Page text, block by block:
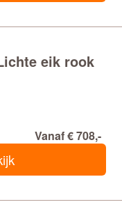
eik rook
Vanaf € 708,-